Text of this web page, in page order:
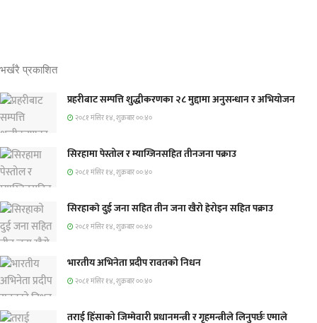
भर्खरै प्रकाशित
प्रहरीबाट सम्पत्ति शुद्धीकरणका २८ मुद्दामा अनुसन्धान र अभियोजन
२०८१ मंसिर १४, शुक्रबार ००:४०
सिरहामा पेस्तोल र म्याग्जिनसहित तीनजना पक्राउ
२०८१ मंसिर १४, शुक्रबार ००:४०
सिरहाकाे दुई जना सहित तीन जना खैरो हेरोइन सहित पक्राउ
२०८१ मंसिर १४, शुक्रबार ००:४०
भारतीय अभिनेता प्रदीप रावतको निधन
२०८१ मंसिर १४, शुक्रबार ००:४०
तराई हिंसाको जिम्मेवारी प्रधानमन्त्री र गृहमन्त्रीले लिनुपर्छः एमाले